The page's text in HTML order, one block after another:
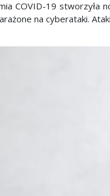
COVID-19 stworzyła
na cyberataki.